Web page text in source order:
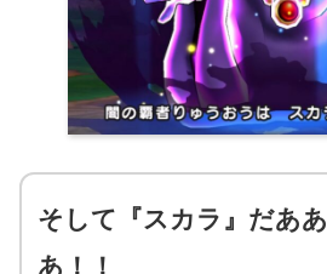
そして『スカラ』だああ
あ！！